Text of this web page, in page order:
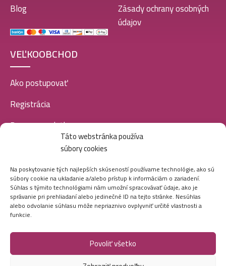
Táto webstránka používa
súbory cookies
Na poskytovanie tých najlepších skúseností používame technológie, ako sú
súbory cookie na ukladanie a/alebo prístup k informáciám o zariadení.
Súhlas s týmito technológiami nám umožní spracovávať údaje, ako je
správanie pri prehliadaní alebo jedinečné ID na tejto stránke. Nesúhlas
alebo odvolanie súhlasu môže nepriaznivo ovplyvniť určité vlastnosti a
funkcie.
Povoliť všetko
Blog
Zásady ochrany osobných
údajov
VEĽKOOBCHOD
Ako postupovať
Registrácia
Doprava a platba
SOCIÁLNE SIETE
Marei.sk - Všetky práva vyhradené - 2026